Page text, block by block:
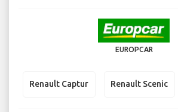
EUROPCAR
Renault Captur Renault Scenic